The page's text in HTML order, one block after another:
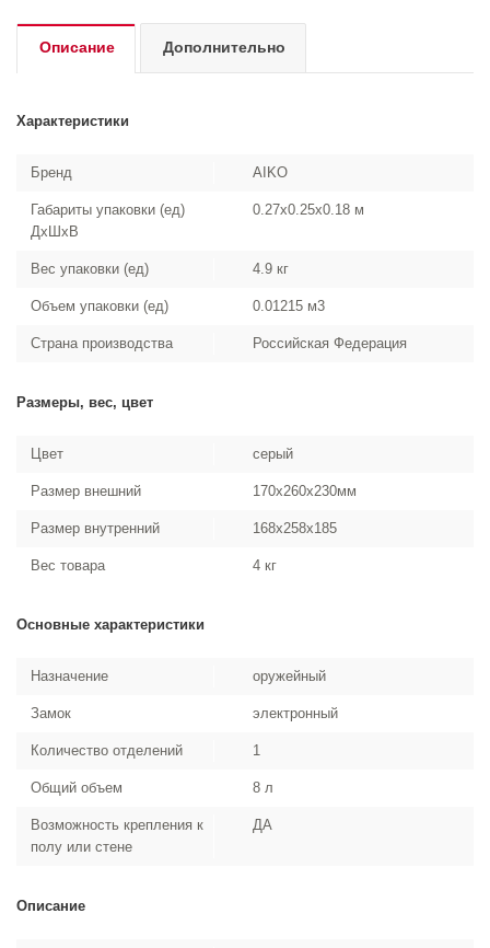
Описание Дополнительно
Характеристики
Бренд AIKO
Габариты упаковки (ед)
ДхШхВ
0.27x0.25x0.18 м
Вес упаковки (ед) 4.9 кг
Объем упаковки (ед) 0.01215 м3
Страна производства Российская Федерация
Размеры, вес, цвет
Цвет cерый
Размер внешний 170x260x230мм
Размер внутренний 168x258x185
Вес товара 4 кг
Основные характеристики
Назначение оружейный
Замок электронный
Количество отделений 1
Общий объем 8 л
Возможность крепления к
полу или стене
ДА
Описание